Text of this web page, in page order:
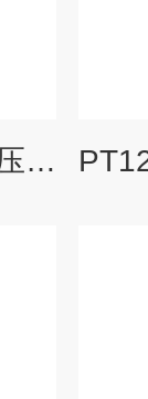
PT124B-211S微型微熔压力传感器